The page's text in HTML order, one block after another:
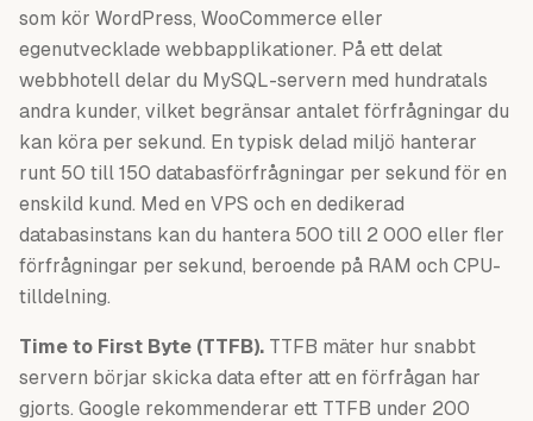
som kör WordPress, WooCommerce eller
egenutvecklade webbapplikationer. På ett delat
webbhotell delar du MySQL-servern med hundratals
andra kunder, vilket begränsar antalet förfrågningar du
kan köra per sekund. En typisk delad miljö hanterar
runt 50 till 150 databasförfrågningar per sekund för en
enskild kund. Med en VPS och en dedikerad
databasinstans kan du hantera 500 till 2 000 eller fler
förfrågningar per sekund, beroende på RAM och CPU-
tilldelning.
Time to First Byte (TTFB). TTFB mäter hur snabbt
servern börjar skicka data efter att en förfrågan har
gjorts. Google rekommenderar ett TTFB under 200